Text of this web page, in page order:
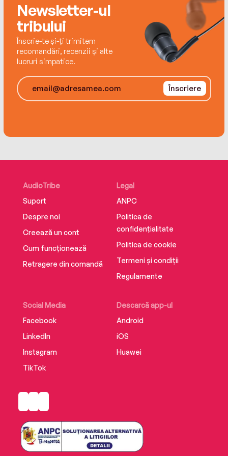
Newsletter-ul
tribului
Înscrie-te și-ți trimitem
recomandări, recenzii și alte
lucruri simpatice.
Înscriere
AudioTribe
Suport
Despre noi
Creează un cont
Cum funcționează
Retragere din comandă
Social Media
Facebook
LinkedIn
Instagram
TikTok
Descarcă app-ul
Android
iOS
Huawei
Legal
ANPC
Politica de
confidențialitate
Politica de cookie
Termeni și condiții
Regulamente